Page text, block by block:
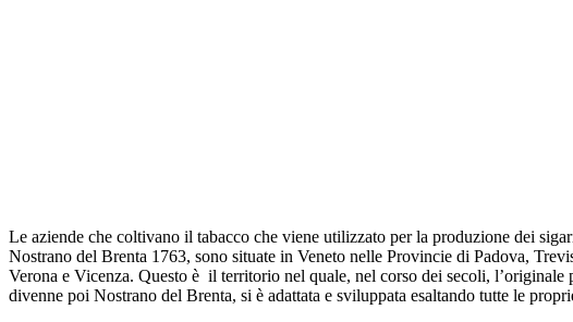
Le aziende che coltivano il tabacco che viene utilizzato per la produzione dei
Nostrano del Brenta 1763, sono situate in Veneto nelle Provincie di Padova,
Verona e Vicenza. Questo è il territorio nel quale, nel corso dei secoli, l’originale
divenne poi Nostrano del Brenta, si è adattata e sviluppata esaltando tutte le